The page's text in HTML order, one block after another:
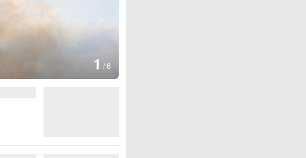
1 /6